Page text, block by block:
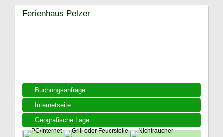
Buchungsanfrage
Internetseite
Geografische Lage
Ferienhaus Pelzer